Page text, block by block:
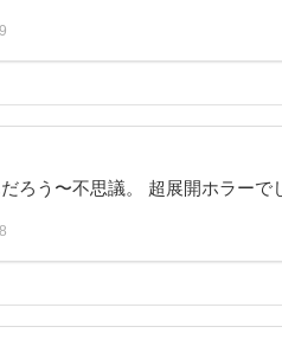
ろう〜不思議。 超展開ホラーで